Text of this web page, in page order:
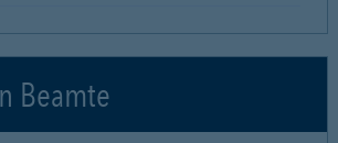
Beamte